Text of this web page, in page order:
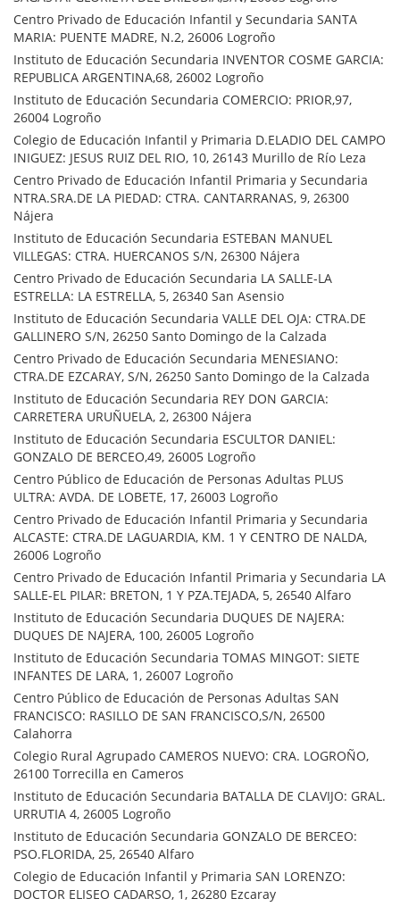
Centro Privado de Educación Infantil y Secundaria SANTA
MARIA: PUENTE MADRE, N.2, 26006 Logroño
Instituto de Educación Secundaria INVENTOR COSME GARCIA:
REPUBLICA ARGENTINA,68, 26002 Logroño
Instituto de Educación Secundaria COMERCIO: PRIOR,97,
26004 Logroño
Colegio de Educación Infantil y Primaria D.ELADIO DEL CAMPO
INIGUEZ: JESUS RUIZ DEL RIO, 10, 26143 Murillo de Río Leza
Centro Privado de Educación Infantil Primaria y Secundaria
NTRA.SRA.DE LA PIEDAD: CTRA. CANTARRANAS, 9, 26300
Nájera
Instituto de Educación Secundaria ESTEBAN MANUEL
VILLEGAS: CTRA. HUERCANOS S/N, 26300 Nájera
Centro Privado de Educación Secundaria LA SALLE-LA
ESTRELLA: LA ESTRELLA, 5, 26340 San Asensio
Instituto de Educación Secundaria VALLE DEL OJA: CTRA.DE
GALLINERO S/N, 26250 Santo Domingo de la Calzada
Centro Privado de Educación Secundaria MENESIANO:
CTRA.DE EZCARAY, S/N, 26250 Santo Domingo de la Calzada
Instituto de Educación Secundaria REY DON GARCIA:
CARRETERA URUÑUELA, 2, 26300 Nájera
Instituto de Educación Secundaria ESCULTOR DANIEL:
GONZALO DE BERCEO,49, 26005 Logroño
Centro Público de Educación de Personas Adultas PLUS
ULTRA: AVDA. DE LOBETE, 17, 26003 Logroño
Centro Privado de Educación Infantil Primaria y Secundaria
ALCASTE: CTRA.DE LAGUARDIA, KM. 1 Y CENTRO DE NALDA,
26006 Logroño
Centro Privado de Educación Infantil Primaria y Secundaria LA
SALLE-EL PILAR: BRETON, 1 Y PZA.TEJADA, 5, 26540 Alfaro
Instituto de Educación Secundaria DUQUES DE NAJERA:
DUQUES DE NAJERA, 100, 26005 Logroño
Instituto de Educación Secundaria TOMAS MINGOT: SIETE
INFANTES DE LARA, 1, 26007 Logroño
Centro Público de Educación de Personas Adultas SAN
FRANCISCO: RASILLO DE SAN FRANCISCO,S/N, 26500
Calahorra
Colegio Rural Agrupado CAMEROS NUEVO: CRA. LOGROÑO,
26100 Torrecilla en Cameros
Instituto de Educación Secundaria BATALLA DE CLAVIJO: GRAL.
URRUTIA 4, 26005 Logroño
Instituto de Educación Secundaria GONZALO DE BERCEO:
PSO.FLORIDA, 25, 26540 Alfaro
Colegio de Educación Infantil y Primaria SAN LORENZO:
DOCTOR ELISEO CADARSO, 1, 26280 Ezcaray